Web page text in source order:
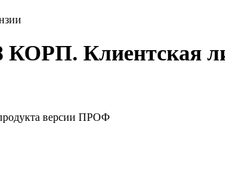
Клиентская
версии ПРОФ